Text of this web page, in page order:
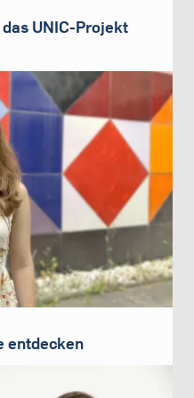
UNIC-Projekt
entdecken